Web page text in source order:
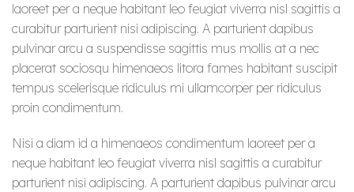
laoreet per a neque habitant leo feugiat viverra nisl sagittis a
curabitur parturient nisi adipiscing. A parturient dapibus
pulvinar arcu a suspendisse sagittis mus mollis at a nec
placerat sociosqu himenaeos litora fames habitant suscipit
tempus scelerisque ridiculus mi ullamcorper per ridiculus
proin condimentum.
Nisi a diam id a himenaeos condimentum laoreet per a
neque habitant leo feugiat viverra nisl sagittis a curabitur
parturient nisi adipiscing. A parturient dapibus pulvinar arcu